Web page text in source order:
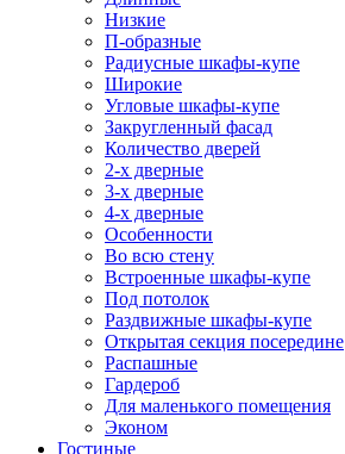
Низкие
П-образные
Радиусные шкафы-купе
Широкие
Угловые шкафы-купе
Закругленный фасад
Количество дверей
2-х дверные
3-х дверные
4-х дверные
Особенности
Во всю стену
Встроенные шкафы-купе
Под потолок
Раздвижные шкафы-купе
Открытая секция посередине
Распашные
Гардероб
Для маленького помещения
Эконом
Гостиные